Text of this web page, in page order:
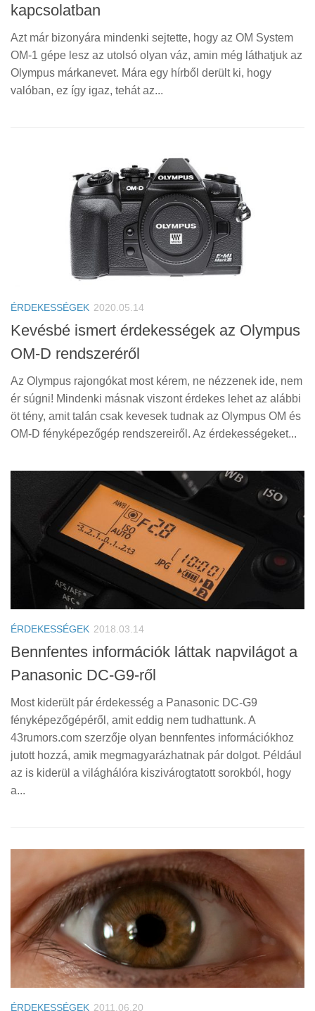
kapcsolatban
Azt már bizonyára mindenki sejtette, hogy az OM System
OM-1 gépe lesz az utolsó olyan váz, amin még láthatjuk az
Olympus márkanevet. Mára egy hírből derült ki, hogy
valóban, ez így igaz, tehát az...
ÉRDEKESSÉGEK 2020.05.14
Kevésbé ismert érdekességek az Olympus
OM-D rendszeréről
Az Olympus rajongókat most kérem, ne nézzenek ide, nem
ér súgni! Mindenki másnak viszont érdekes lehet az alábbi
öt tény, amit talán csak kevesek tudnak az Olympus OM és
OM-D fényképezőgép rendszereiről. Az érdekességeket...
ÉRDEKESSÉGEK 2018.03.14
Bennfentes információk láttak napvilágot a
Panasonic DC-G9-ről
Most kiderült pár érdekesség a Panasonic DC-G9
fényképezőgépéről, amit eddig nem tudhattunk. A
43rumors.com szerzője olyan bennfentes információkhoz
jutott hozzá, amik megmagyarázhatnak pár dolgot. Például
az is kiderül a világhálóra kiszivárogtatott sorokból, hogy
a...
ÉRDEKESSÉGEK 2011.06.20